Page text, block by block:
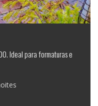
Ideal para formaturas e